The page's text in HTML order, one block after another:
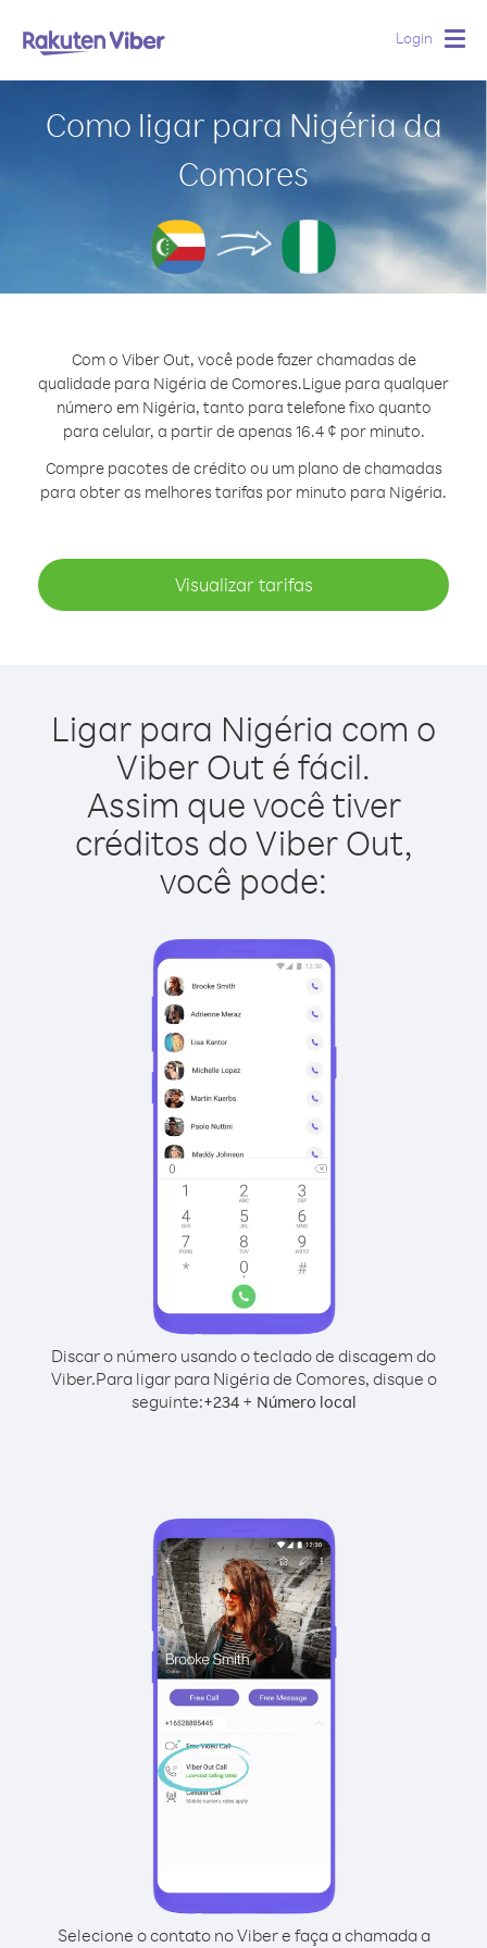
Login
Como ligar para Nigéria da
Comores
Com o Viber Out, você pode fazer chamadas de
qualidade para Nigéria de Comores.Ligue para qualquer
número em Nigéria, tanto para telefone fixo quanto
para celular, a partir de apenas 16.4 ¢ por minuto.
Compre pacotes de crédito ou um plano de chamadas
para obter as melhores tarifas por minuto para Nigéria.
Visualizar tarifas
Ligar para Nigéria com o
Viber Out é fácil.
Assim que você tiver
créditos do Viber Out,
você pode:
Discar o número usando o teclado de discagem do
Viber.Para ligar para Nigéria de Comores, disque o
seguinte:+234+ Número local
Selecione o contato no Viber e faça a chamada a